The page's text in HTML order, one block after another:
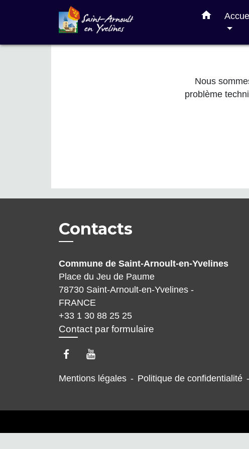
home
Nous
problème
Contacts
Commune de Saint-Arnoult-en-Yvelines
Place du Jeu de Paume
78730 Saint-Arnoult-en-Yvelines -
FRANCE
+33 1 30 88 25 25
Contact par formulaire
Mentions légales - Politique de confidentialité -